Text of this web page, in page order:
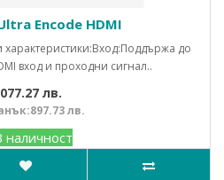
Encode HDMI
характеристики:Вход:Поддържа до
вход и проходни сигнал..
лв.
лв.
наличност